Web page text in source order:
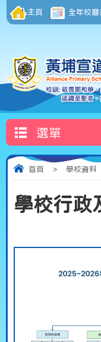
主頁 全年校曆
選單
首頁 > 學校資料
學校行政